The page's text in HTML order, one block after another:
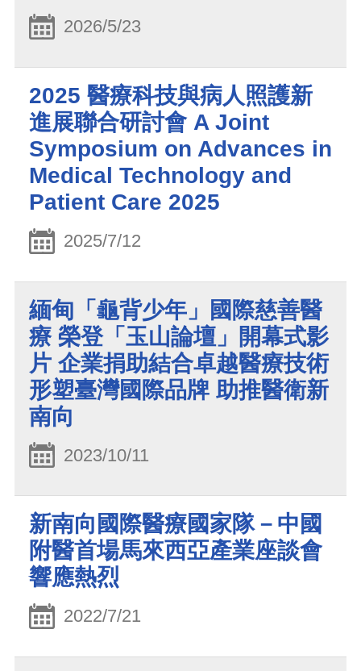
2026/5/23
2025 醫療科技與病人照護新
進展聯合研討會 A Joint
Symposium on Advances in
Medical Technology and
Patient Care 2025
2025/7/12
緬甸「龜背少年」國際慈善醫
療 榮登「玉山論壇」開幕式影
片 企業捐助結合卓越醫療技術
形塑臺灣國際品牌 助推醫衛新
南向
2023/10/11
新南向國際醫療國家隊－中國
附醫首場馬來西亞產業座談會
響應熱烈
2022/7/21